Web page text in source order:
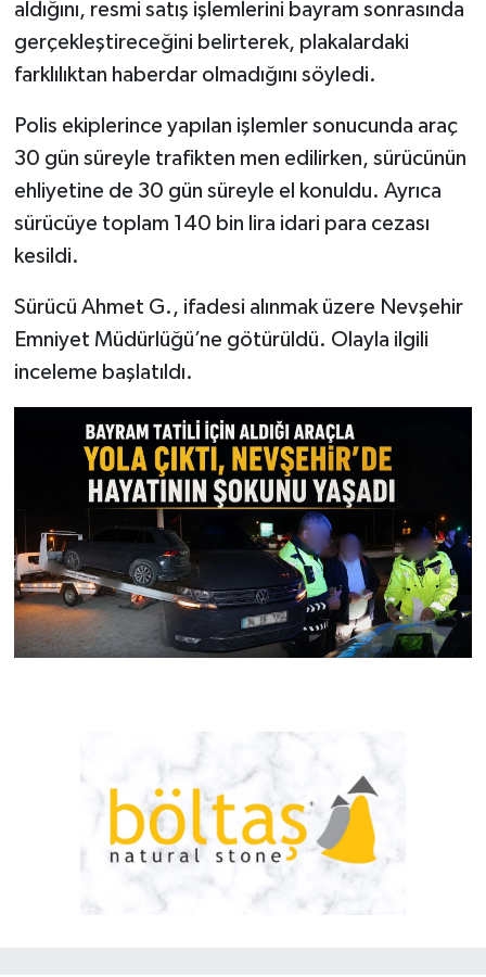
aldığını, resmi satış işlemlerini bayram sonrasında
gerçekleştireceğini belirterek, plakalardaki
farklılıktan haberdar olmadığını söyledi.
Polis ekiplerince yapılan işlemler sonucunda araç
30 gün süreyle trafikten men edilirken, sürücünün
ehliyetine de 30 gün süreyle el konuldu. Ayrıca
sürücüye toplam 140 bin lira idari para cezası
kesildi.
Sürücü Ahmet G., ifadesi alınmak üzere Nevşehir
Emniyet Müdürlüğü’ne götürüldü. Olayla ilgili
inceleme başlatıldı.